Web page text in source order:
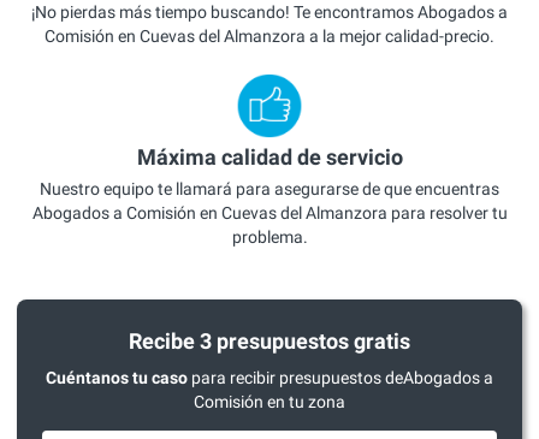
¡No pierdas más tiempo buscando! Te encontramos Abogados a
Comisión en Cuevas del Almanzora a la mejor calidad-precio.
Máxima calidad de servicio
Nuestro equipo te llamará para asegurarse de que encuentras
Abogados a Comisión en Cuevas del Almanzora para resolver tu
problema.
Recibe 3 presupuestos gratis
Cuéntanos tu caso para recibir presupuestos deAbogados a
Comisión en tu zona